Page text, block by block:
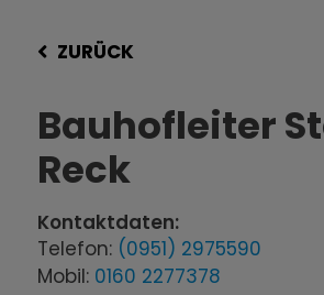
ZURÜCK
Bauhofleiter
Reck
Kontaktdaten:
Telefon: (0951) 2975590
Mobil: 0160 2277378